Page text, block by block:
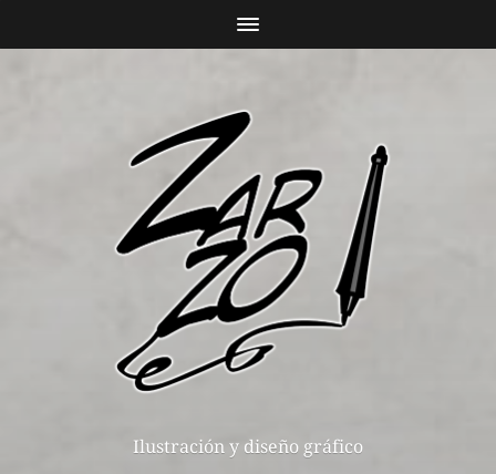
Ilustración y diseño gráfico